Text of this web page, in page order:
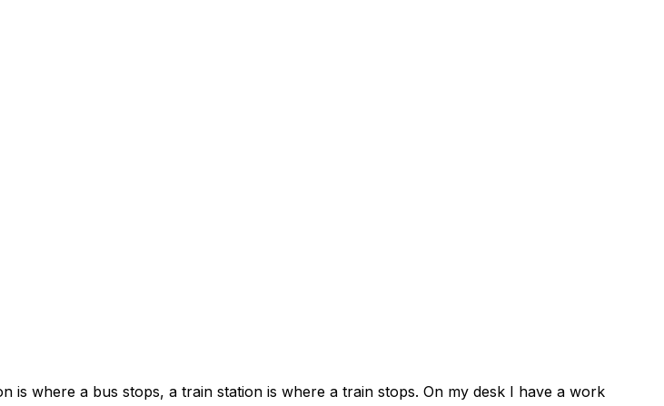
is where a bus stops, a train station is where a train stops. On my desk I have a work